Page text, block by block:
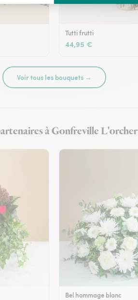
Tutti frutti
44,95 €
Voir tous les bouquets →
à Gonfreville L'orcher
Bel hommage blanc